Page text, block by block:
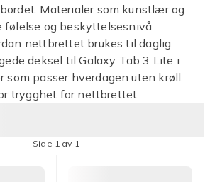
Materialer som kunstlær og
følelse og beskyttelsesnivå
nettbrettet brukes til daglig.
deksel til Galaxy Tab 3 Lite i
som passer hverdagen uten krøll.
trygghet for nettbrettet.
Side 1 av 1